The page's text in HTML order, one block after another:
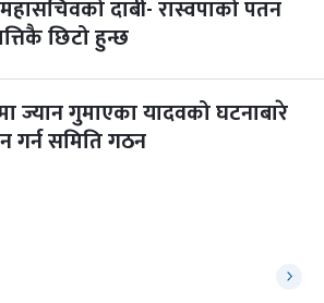
दाबी- रास्वपाको पतन
छिटो हुन्छ
ज्यान गुमाएका यादवको घटनाबारे
गर्न समिति गठन